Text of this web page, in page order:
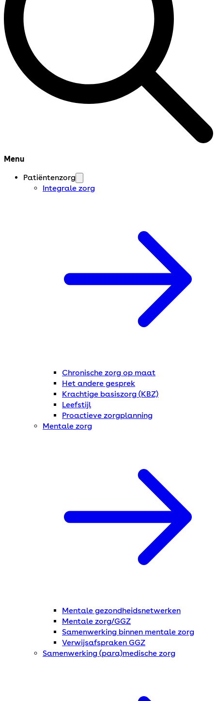
Menu
Patiëntenzorg
Integrale zorg
Chronische zorg op maat
Het andere gesprek
Krachtige basiszorg (KBZ)
Leefstijl
Proactieve zorgplanning
Mentale zorg
Mentale gezondheidsnetwerken
Mentale zorg/GGZ
Samenwerking binnen mentale zorg
Verwijsafspraken GGZ
Samenwerking (para)medische zorg